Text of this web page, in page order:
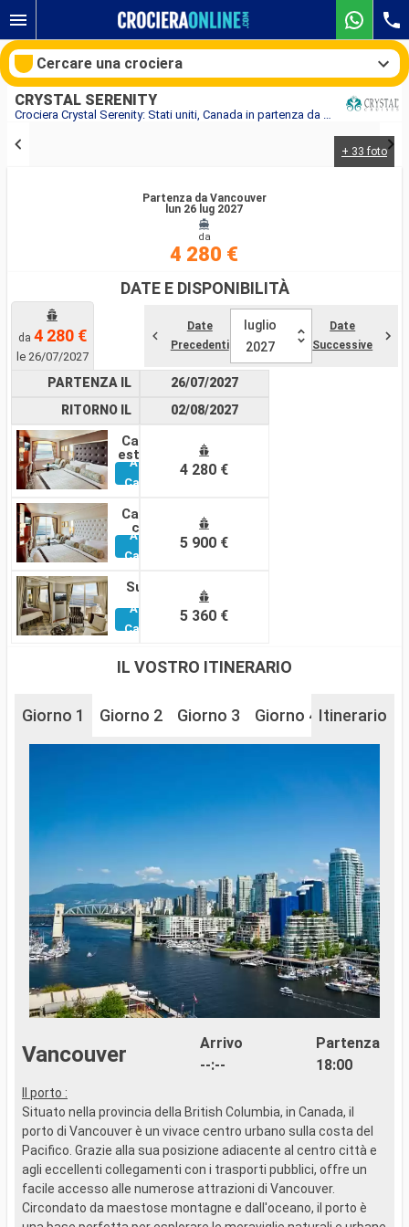
Crociera Crystal Serenity: Stati uniti, Canada in partenza da Vancouver
CRYSTAL SERENITY
+ 33 foto
Partenza da Vancouver
lun 26 lug 2027
da
4 280 €
DATE E DISPONIBILITÀ
da 4 280 €
le 26/07/2027
Date
Precedenti
luglio
2027
Date
Successive
PARTENZA IL
RITORNO IL
Cabina
esterna
Altre
Cabine
Cabina
con
balcone
Altre
Cabine
Suite
Altre
Cabine
26/07/2027
02/08/2027
4 280 €
5 900 €
5 360 €
IL VOSTRO ITINERARIO
Giorno 1 Giorno 2 Giorno 3 Giorno 4 Giorno 5
Itinerario
Vancouver
Arrivo
--:--
Partenza
18:00
Il porto :
Situato nella provincia della British Columbia, in Canada, il
porto di Vancouver è un vivace centro urbano sulla costa del
Pacifico. Grazie alla sua posizione adiacente al centro città e
agli eccellenti collegamenti con i trasporti pubblici, offre un
facile accesso alle numerose attrazioni di Vancouver.
Circondato da maestose montagne e dall'oceano, il porto è
Cercare una crociera
Ricerca